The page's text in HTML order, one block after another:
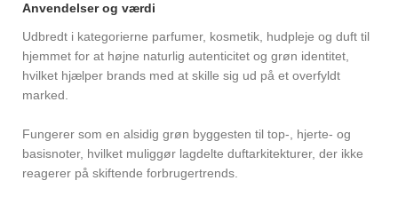
Anvendelser og værdi
Udbredt i kategorierne parfumer, kosmetik, hudpleje og duft til
hjemmet for at højne naturlig autenticitet og grøn identitet,
hvilket hjælper brands med at skille sig ud på et overfyldt
marked.
Fungerer som en alsidig grøn byggesten til top-, hjerte- og
basisnoter, hvilket muliggør lagdelte duftarkitekturer, der ikke
reagerer på skiftende forbrugertrends.